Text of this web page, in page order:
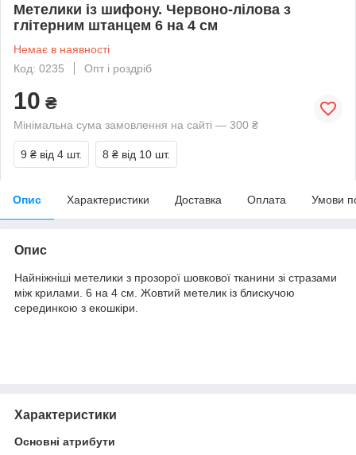
Метелики із шифону. Червоно-лілова з
глітерним штанцем 6 на 4 см
Немає в наявності
Код: 0235
Опт і роздріб
10 ₴
Мінімальна сума замовлення на сайті — 300 ₴
9 ₴ від 4 шт. 8 ₴ від 10 шт.
Опис Характеристики Доставка Оплата Умови
Опис
Найніжніші метелики з прозорої шовкової тканини зі стразами
між крилами. 6 на 4 см. Жовтий метелик із блискучою
серединкою з екошкіри.
Характеристики
Основні атрибути